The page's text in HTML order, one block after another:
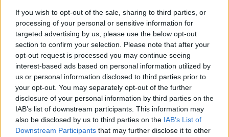
If you wish to opt-out of the sale, sharing to third parties, or
processing of your personal or sensitive information for
targeted advertising by us, please use the below opt-out
section to confirm your selection. Please note that after your
opt-out request is processed you may continue seeing
interest-based ads based on personal information utilized by
us or personal information disclosed to third parties prior to
your opt-out. You may separately opt-out of the further
disclosure of your personal information by third parties on the
IAB’s list of downstream participants. This information may
also be disclosed by us to third parties on the IAB’s List of
Downstream Participants that may further disclose it to other
só frissen őrölt bors
2 gerezd fokhagyma
kevés zsemlemorzsa